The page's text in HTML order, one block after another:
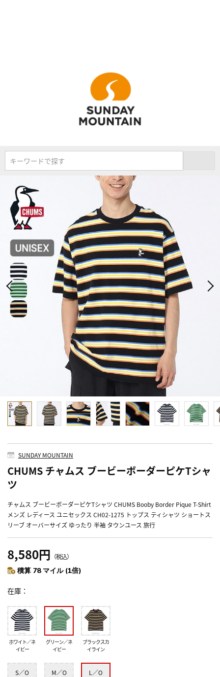
キーワードで探す
SUNDAY MOUNTAIN
CHUMS チャムス ブービーボーダーピケTシャ
ツ
チャムス ブービーボーダーピケTシャツ CHUMS Booby Border Pique T-Shirt
メンズ レディース ユニセックス CH02-1275 トップス ティシャツ ショートス
リーブ オーバーサイズ ゆったり 半袖 タウンユース 旅行
8,580円 （税込）
積算 78 マイル (1倍)
在庫
ホワイト／ネ
イビー
グリーン／ネ
イビー
ブラックスカ
イライン
S／O M／O L／O